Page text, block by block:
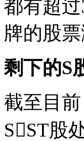
都有超
牌的股
剩下的S
截至目
SST股